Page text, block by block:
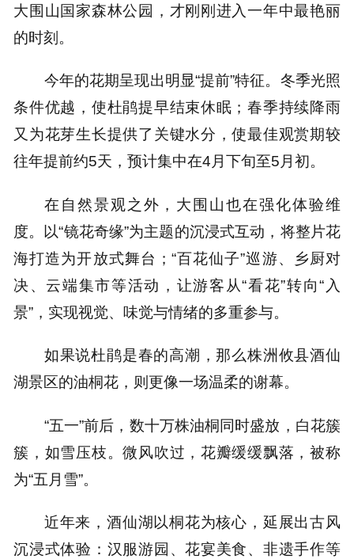
大围山国家森林公园，才刚刚进入一年中最艳丽
的时刻。
今年的花期呈现出明显“提前”特征。冬季光照
条件优越，使杜鹃提早结束休眠；春季持续降雨
又为花芽生长提供了关键水分，使最佳观赏期较
往年提前约5天，预计集中在4月下旬至5月初。
在自然景观之外，大围山也在强化体验维
度。以“镜花奇缘”为主题的沉浸式互动，将整片花
海打造为开放式舞台；“百花仙子”巡游、乡厨对
决、云端集市等活动，让游客从“看花”转向“入
景”，实现视觉、味觉与情绪的多重参与。
如果说杜鹃是春的高潮，那么株洲攸县酒仙
湖景区的油桐花，则更像一场温柔的谢幕。
“五一”前后，数十万株油桐同时盛放，白花簇
簇，如雪压枝。微风吹过，花瓣缓缓飘落，被称
为“五月雪”。
近年来，酒仙湖以桐花为核心，延展出古风
沉浸式体验：汉服游园、花宴美食、非遗手作等